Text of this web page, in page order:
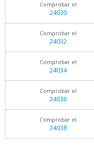
Comprobar el
24030
Comprobar el
24032
Comprobar el
24034
Comprobar el
24036
Comprobar el
24038